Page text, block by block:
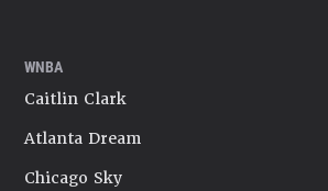
WNBA
Caitlin Clark
Atlanta Dream
Chicago Sky